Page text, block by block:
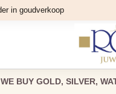
in goudverkoop
WE BUY GOLD, SILVER,